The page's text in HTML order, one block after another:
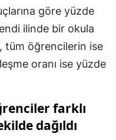
göre yüzde
ilinde bir okula
tüm öğrencilerin ise
oranı ise yüzde
farklı
dağıldı